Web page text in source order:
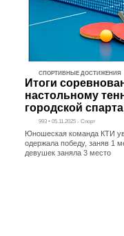
СПОРТИВНЫЕ ДОСТИЖЕНИЯ
Итоги
настольному
городской
993 • 05.11.2025 - Спорт
Юношеская команда КТИ
одержала победу, заняв 1
девушек заняла 3 место